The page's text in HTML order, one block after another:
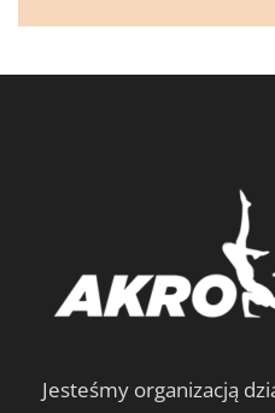
Jesteśmy organizacją